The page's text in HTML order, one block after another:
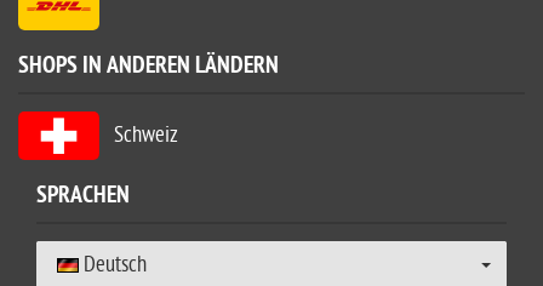
SHOPS IN ANDEREN LÄNDERN
Schweiz
SPRACHEN
Deutsch